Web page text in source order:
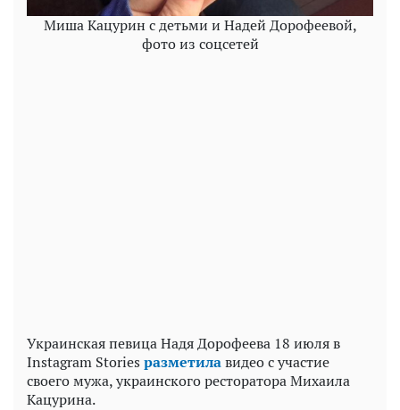
Миша Кацурин с детьми и Надей Дорофеевой,
фото из соцсетей
Украинская певица Надя Дорофеева 18 июля в
Instagram Stories разметилавидео с участие
своего мужа, украинского ресторатора Михаила
Кацурина.